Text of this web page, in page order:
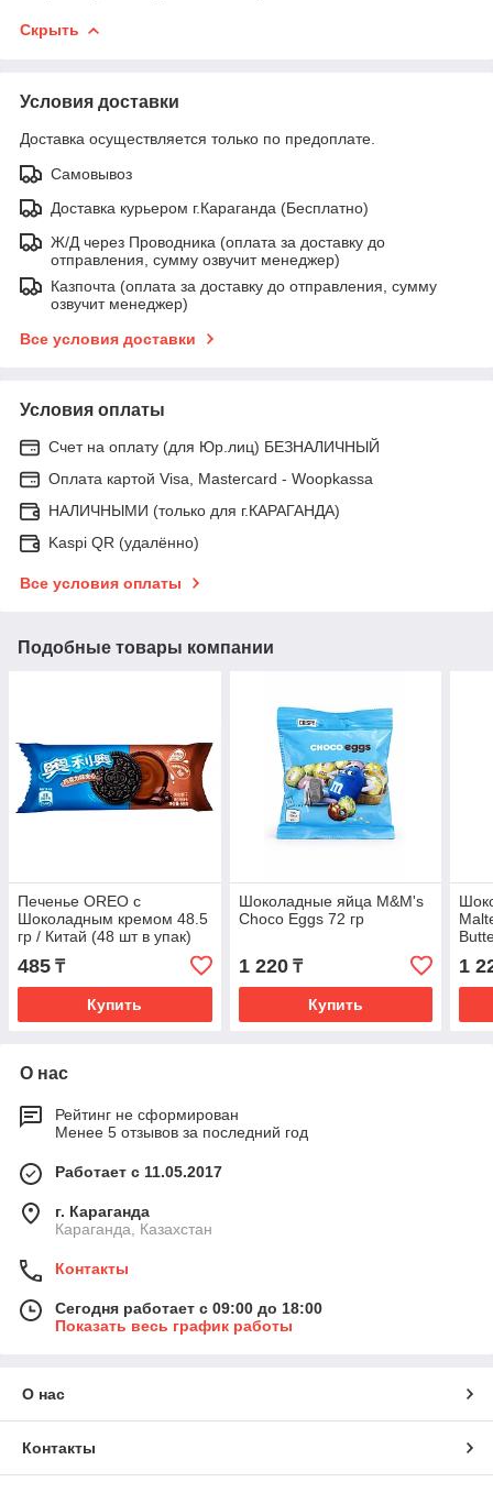
Скрыть
Условия доставки
Доставка осуществляется только по предоплате.
Самовывоз
Доставка курьером г.Караганда (Бесплатно)
Ж/Д через Проводника (оплата за доставку до
отправления, сумму озвучит менеджер)
Казпочта (оплата за доставку до отправления, сумму
озвучит менеджер)
Все условия доставки
Условия оплаты
Счет на оплату (для Юр.лиц) БЕЗНАЛИЧНЫЙ
Оплата картой Visa, Mastercard - Woopkassa
НАЛИЧНЫМИ (только для г.КАРАГАНДА)
Kaspi QR (удалённо)
Все условия оплаты
Подобные товары компании
Печенье OREO с
Шоколадным кремом 48.5
гр / Китай (48 шт в упак)
485 ₸
Купить
Шоколадные яйца M&M's
Choco Eggs 72 гр
1 220₸
Купить
1
О нас
Рейтинг не сформирован
Менее 5 отзывов за последний год
Работает с 11.05.2017
г. Караганда
Караганда, Казахстан
Контакты
Сегодня работает с 09:00 до 18:00
Показать весь график работы
О нас
Контакты